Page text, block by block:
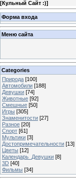
[Кульный Сайт :)]
Форма входа
Меню сайта
Categories
Природа [100]
Автомобили [188]
Девушки [74]
Животные [92]
Смешные [50]
Игры [305]
Знаменитости [27]
Разное [20]
Спорт [61]
Мультики [3]
Достопримечательности [13]
Цветы [12]
Календарь_Девушки [8]
3D [40]
Фильмы [34]